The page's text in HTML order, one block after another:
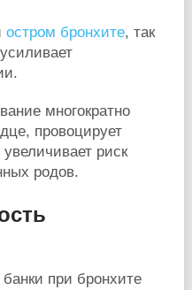
остром бронхите, так
многократно
провоцирует
риск
родов.
при бронхите